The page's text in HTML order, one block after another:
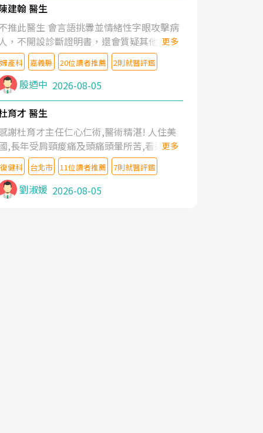
建翰 醫生
推此醫生 會言語挑釁並情緒性字眼攻擊病
，不開設診斷證明書，還會質疑其他醫生
判斷！
更多
婦產科 嘉義縣 20位讀者推薦 2則就醫評鑑
殷迺中 2026-08-05
育才 醫生
謝杜育才主任仁心仁術,醫術精湛! 人住美
,長年受肩頸痠痛及頭痛頭暈所苦,看遍名醫
授,做了各種檢查,也嘗試過西醫打針,中醫
灸及物理徒手治療都沒有用,後來連吃到嗎
類止痛藥都效果有限,只是壓症狀,沒多久就
起來,多年失眠嚴重影響生活品質. 台灣親
更多
復健科 台北市 11位讀者推薦 7則就醫評鑑
劉淑媛 2026-08-05